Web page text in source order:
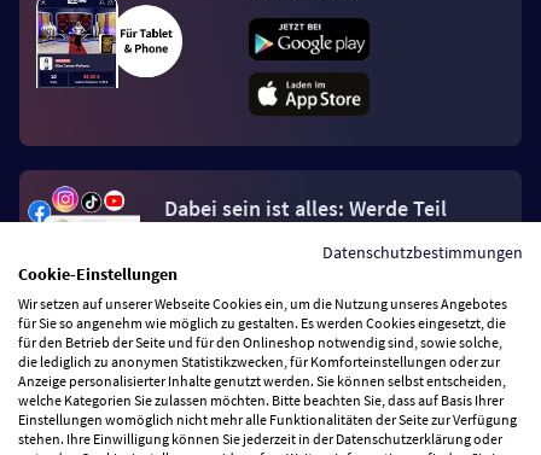
Dabei sein ist alles: Werde Teil
Jetzt Fan werden
Vertrag widerrufen
Datenschutzbestimmungen
Cookie-Einstellungen
Wir setzen auf unserer Webseite Cookies ein, um die Nutzung unseres Angebotes
für Sie so angenehm wie möglich zu gestalten. Es werden Cookies eingesetzt, die
für den Betrieb der Seite und für den Onlineshop notwendig sind, sowie solche,
die lediglich zu anonymen Statistikzwecken, für Komforteinstellungen oder zur
Anzeige personalisierter Inhalte genutzt werden. Sie können selbst entscheiden,
welche Kategorien Sie zulassen möchten. Bitte beachten Sie, dass auf Basis Ihrer
Einstellungen womöglich nicht mehr alle Funktionalitäten der Seite zur Verfügung
stehen. Ihre Einwilligung können Sie jederzeit in der Datenschutzerklärung oder